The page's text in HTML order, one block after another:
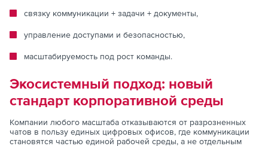
связку коммуникации + задачи + документы,
управление доступами и безопасностью,
масштабируемость под рост команды.
Экосистемный подход: новый
стандарт корпоративной среды
Компании любого масштаба отказываются от разрозненных
чатов в пользу единых цифровых офисов, где коммуникации
становятся частью единой рабочей среды, а не отдельным